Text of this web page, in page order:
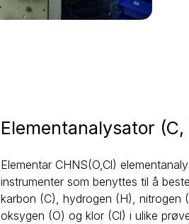
Elementanalysator (C,
Elementar CHNS(O,Cl)
instrumenter som benyttes til å
karbon (C), hydrogen (H), nitrogen
oksygen (O) og klor (Cl) i ulike